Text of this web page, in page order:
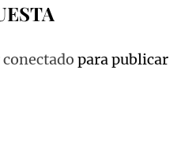
conectado para publicar